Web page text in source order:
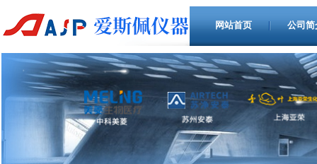
网站首页 公司简